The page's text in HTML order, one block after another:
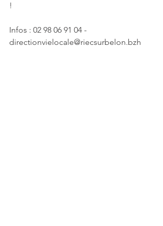
!
Infos : 02 98 06 91 04 -
directionvielocale@riecsurbelon.bzh